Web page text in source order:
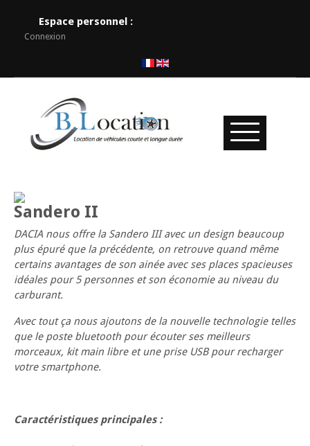
Espace personnel :
Connexion
Sandero II
DACIA nous offre la Sandero III avec un design beaucoup
plus épuré que la précédente, on retrouve quand même
certains avantages de son ainée avec ses places spacieuses
idéales pour 5 personnes et son économie au niveau du
carburant.
Avec tout ça nous ajoutons de la nouvelle technologie telles
que le poste bluetooth pour écouter ses meilleurs
morceaux, kit main libre et une prise USB pour recharger
votre smartphone.
Caractéristiques principales :